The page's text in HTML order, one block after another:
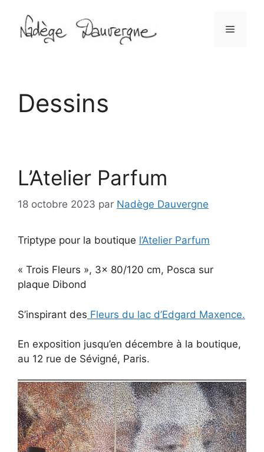
contenu
Menu
Dessins
L’Atelier Parfum
18 octobre 2023 par Nadège Dauvergne
Triptype pour la boutique l’Atelier Parfum
« Trois Fleurs », 3x 80/120 cm, Posca sur
plaque Dibond
S’inspirant des Fleurs du lac d’Edgard Maxence.
En exposition jusqu’en décembre à la boutique,
au 12 rue de Sévigné, Paris.